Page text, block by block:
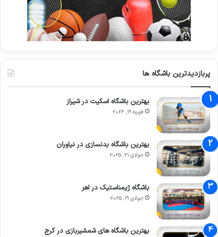
پربازدیدترین باشگاه ها
بهترین باشگاه اسکیت در شیراز
فوریه 19, 2026
بهترین باشگاه بدنسازی در نیاوران
جولای 21, 2025
باشگاه ژیمناستیک در اهر
جولای 19, 2025
بهترین باشگاه های شمشیربازی در کرج